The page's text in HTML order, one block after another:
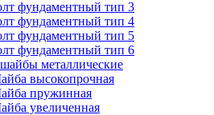
фундаментный тип 3
фундаментный тип 4
фундаментный тип 5
фундаментный тип 6
металлические
высокопрочная
пружинная
увеличенная